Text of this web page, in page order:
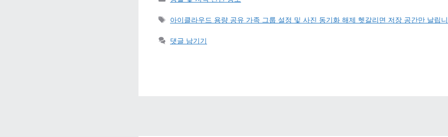
태그
아이클라우드 용량 공유 가족 그룹 설정 및 사진 동기화 해제 헷갈리면 저장 공간만 날립
댓글 남기기